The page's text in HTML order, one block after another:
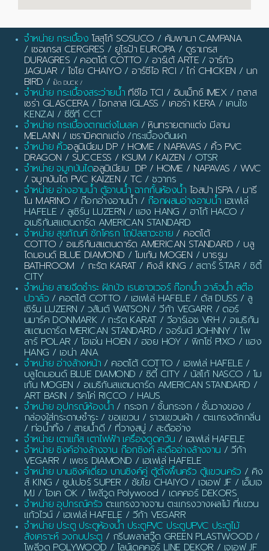
จำหน่าย กระเบื้อง โสสุโก้ SOSUCO / คัมพานา CAMPANA
/ เซอเกรส CERGRES / ยูโรป้า EUROPA/ ดูราเกรส
DURAGRES / คอตโต้ COTTO / อาร์เต้ ARTE /จาร์กัว
JAGUAR / ไชโย CHAIYO / อาร์ซีไอ RCI /ไก่ CHICKEN / นก
BIRD / เป็ด DUCK /
จำหน่าย กระเบื้องสระว่ายน้ำ ทีซีไอ TCI / อิมเม็กซ์ IMEX/ กลาส
เซร่า GLASCERA/ไอกลาส IGLASS / เคอร่า KERA/ เคนไซ
KENZAI / ซีซีที CCT
จำหน่าย กระเบื้องตกแต่งโมเสค / หินทรายตกแต่ง มีลาน
MELANN / เซรามิคตกแต่ง /กระเบื้องดินเผา
จำหน่าย คิ้วอลูมิเนียม DP / HOME / NAPAVAS / คิ้ว PVC
DRAGON / SUCCESS / KSUM / KAIZEN / OTSR
จำหน่าย จมูกบันไดอลูมิเนียม DP / HOME / NAPAVAS / WVC
/ จมูกบันได PVC KAIZEN / TC / ชวากร
จำหน่าย อ่างอาบน้ำ ตู้อาบน้ำ ฉากกั้นห้องน้ำ ไอสปา ISPA / มารี
โน MARINO / ก๊อกอ่างอาบน้ำ / ก๊อกผสมอ่างอาบน้ำ เฮเฟเล่
HAFELE / ลูเซิร์น LUZERN / แฮง HANG / ฮาโก้ HACO /
อเมริกันสแตนดาร์ด AMERICAN STANDARD
จำหน่าย สุขภัณฑ์ ชักโครก โถปัสสาวะชาย / คอตโต้
COTTO / อเมริกันสแตนดาร์ด AMERICAN STANDARD / บลู
ไดมอนด์ BLUE DIAMOND / โมเก้น MOGEN / บาธรูม
BATHROOM / กะรัต KARAT/ คิงส์ KING / สตาร์ STAR / ซิตี้
CITY
จำหน่าย สายฉีดชำระ ฝักบัว เรนชาวเวอร์ ก๊อกน้ำ วาล์วน้ำ สต๊อ
ปวาล์ว / คอตโต้ COTTO / เฮเฟเล่ HAFELE / ดัส DUSS / ลู
เซิร์น LUZERN / วสันต์ WATSON / วีก้า VEGARR / ดอร์
นมาร์ค DONMARK / กะรัต KARAT / วีอาร์เอช VRH / อเมริกัน
สแตนดาร์ด MERICAN STANDARD / จอร์นนี JOHNNY / โพ
ลาร์ POLAR / โฮเอ่น HOEN / ฮอย HOY / พิกโซ่ PIXO / แฮง
HANG / เอน่า ANA
จำหน่าย อ่างล้างหน้า / คอตโต้ COTTO / เฮเฟเล่ HAFELE /
บลูไดมอนด์ BLUE DIAMOND / ซิตี้ CITY / นัสโก้ NASCO / โม
เก้น MOGEN / อเมริกันสแตนดาร์ด AMERICAN STANDARD /
ART BASIN / ริคโค่ RICCO / HAUS
จำหน่าย อุปกรณ์ห้องน้ำ / กระจก / ชั้นกระจก / ชั้นวางของ /
กล่องใส่กระดาษชำระ / ขอแขวน / ราวแขวนผ้า / ตะแกรงดักกลิ่น
/ ท่อน้ำทิ้ง / สายน้ำดี / ที่วางสบู่ / สะดืออ่าง
จำหน่าย เตาแก๊ส เตาไฟฟ้า เครื่องดูดควัน / เฮเฟเล่ HAFELE
จำหน่าย ซิงค์อ่างล้างจาน ก๊อกซิงค์ สะดืออ่างล้างจาน / วีก้า
VEGARR / เพชร DIAMOND / เฮเฟเล่ HAFELE
จำหน่าย บานซิงค์เดี่ยว บานซิงค์คู่ ตู้ตั้งพื้นครัว ตู้แขวนครัว / คิง
ส์ KING / ซูปเปอร์ SUPER / ชัยโย CHAIYO / เจเอฟ JF / เอ็มเจ
MJ / โอเค OK / โพลีวูด Polywood / เดคคอร์ DEKORS
จำหน่าย อุปกรณ์ครัว ตะแกรงวางจาน ตะแกรงวางผลไม้ ที่แขวน
แก้วไวน์ / เฮเฟเล่ HAFELE / วีก้า VEGARR
จำหน่าย ประตู ประตูห้องน้ำ ประตูPVC ประตูUPVC ประตูไม้
สังเคราะห์ วงกบประตู / กรีนพลาสวู๊ด GREEN PLASTWOOD /
โพลีวูด POLYWOOD / ไลน์เดคคอร์ LINE DEKOR / เจเอฟ JF